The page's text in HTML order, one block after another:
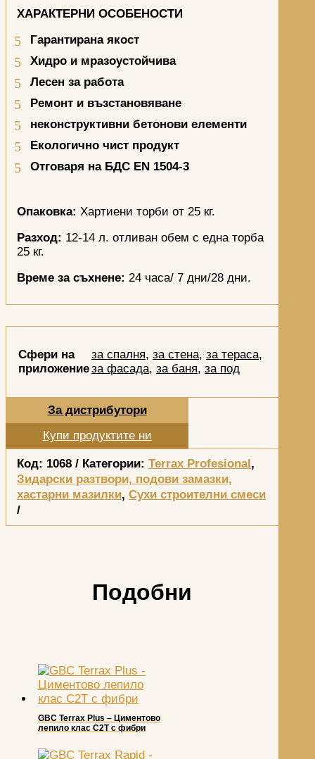
ХАРАКТЕРНИ ОСОБЕНОСТИ
Гарантирана якост
Хидро и мразоустойчива
Лесен за работа
Ремонт и възстановяване
неконструктивни бетонови елементи
Екологично чист продукт
Отговаря на БДС EN 1504-3
Опаковка: Хартиени торби от 25 кг.
Разход: 12-14 л. отливан обем с една торба
25 кг.
Време за съхнене: 24 часа/ 7 дни/28 дни.
Сфери на
приложение
за спалня, за стена, за тераса,
за фасада, за баня, за под
За дистрибутори
Купи продуктите ни
Код: 1068 Категории: Terrax Profesional,
Зидарски разтвори, подови замазки,
хастарни мазилки, Сухи строителни смеси
Подобни
GBC Terrax Plus – Циментово
лепило клас С2T с фибри